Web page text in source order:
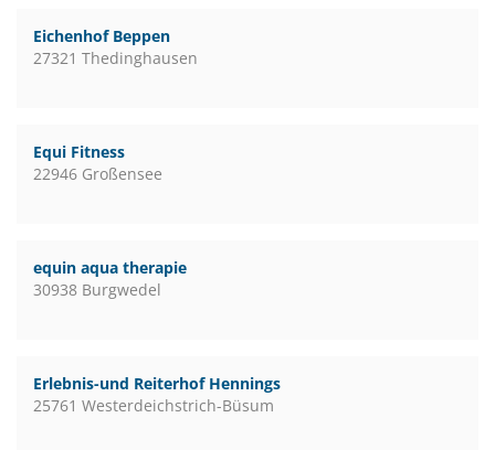
Eichenhof Beppen
27321 Thedinghausen
Equi Fitness
22946 Großensee
equin aqua therapie
30938 Burgwedel
Erlebnis-und Reiterhof Hennings
25761 Westerdeichstrich-Büsum